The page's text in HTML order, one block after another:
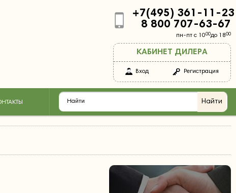
+7(495) 361-11-23
8 800 707-63-67
пн-пт с 1000до 1800
КАБИНЕТ ДИЛЕРА
Вход Регистрация